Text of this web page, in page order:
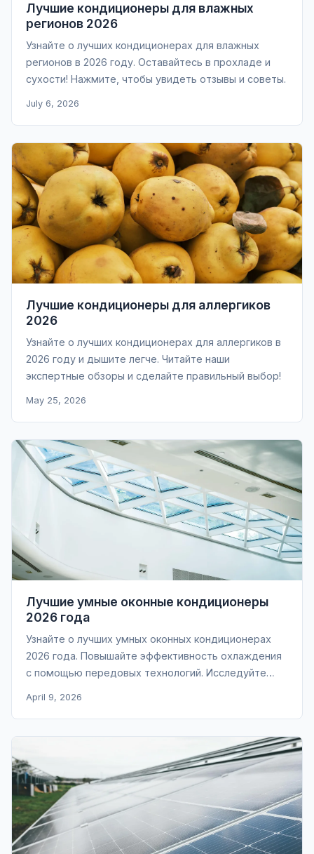
Лучшие кондиционеры для влажных
регионов 2026
Узнайте о лучших кондиционерах для влажных
регионов в 2026 году. Оставайтесь в прохладе и
сухости! Нажмите, чтобы увидеть отзывы и советы.
July 6, 2026
Лучшие кондиционеры для аллергиков
2026
Узнайте о лучших кондиционерах для аллергиков в
2026 году и дышите легче. Читайте наши
экспертные обзоры и сделайте правильный выбор!
May 25, 2026
Лучшие умные оконные кондиционеры
2026 года
Узнайте о лучших умных оконных кондиционерах
2026 года. Повышайте эффективность охлаждения
с помощью передовых технологий. Исследуйте
April 9, 2026